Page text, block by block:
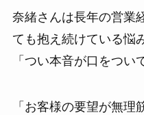
奈緒さんは長年の営業
ても抱え続けている悩
「つい本音が口をつい
「お客様の要望が無理